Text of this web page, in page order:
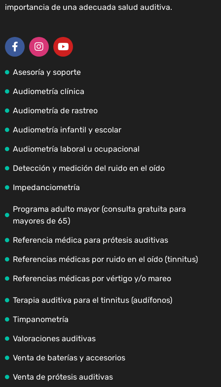
importancia de una adecuada salud auditiva.
Asesoría y soporte
Audiometría clínica
Audiometría de rastreo
Audiometría infantil y escolar
Audiometría laboral u ocupacional
Detección y medición del ruido en el oído
Impedanciometría
Programa adulto mayor (consulta gratuita para
mayores de 65)
Referencia médica para prótesis auditivas
Referencias médicas por ruido en el oído (tinnitus)
Referencias médicas por vértigo y/o mareo
Terapia auditiva para el tinnitus (audífonos)
Timpanometría
Valoraciones auditivas
Venta de baterías y accesorios
Venta de prótesis auditivas